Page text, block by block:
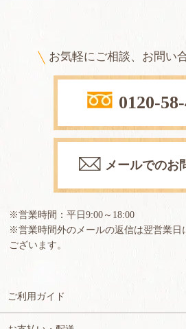
お気軽にご相談、お問い
0120-
メールでのお
※営業時間：平日9:00～18:00
※営業時間外のメールの返信は翌営業日
ございます。
ご利用ガイド